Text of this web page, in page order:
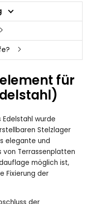
für
wurde
Stelzlager
elegante und
von Terrassenplatten
möglich ist,
Fixierung der